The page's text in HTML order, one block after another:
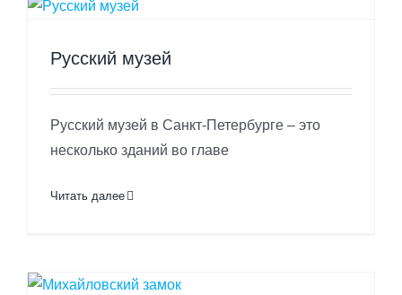
Русский музей
Русский музей в Санкт-Петербурге – это
несколько зданий во главе
Читать далее